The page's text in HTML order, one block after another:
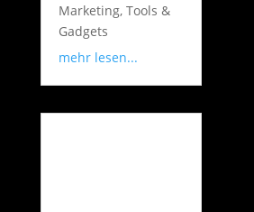
Marketing, Tools &
Gadgets
mehr lesen...